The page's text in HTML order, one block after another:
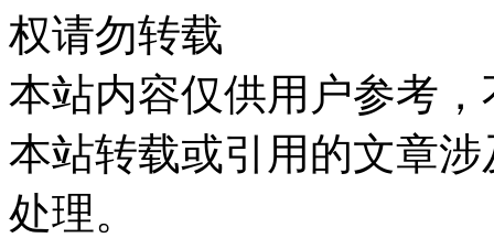
权请勿转载
本站内容仅供用户参考
本站转载或引用的文章
处理。